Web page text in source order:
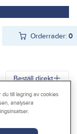
Orderrader:0
Beställ direkt
och tillbehör
till lagring av cookies
analysera